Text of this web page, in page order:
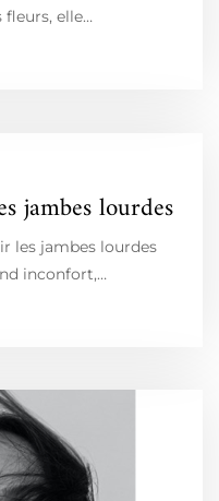
fleurs, elle…
jambes lourdes
les jambes lourdes
inconfort,…